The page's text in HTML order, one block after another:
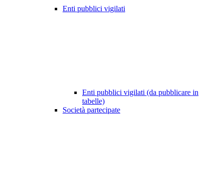
Enti pubblici vigilati
Enti pubblici vigilati (da pubblicare in
tabelle)
Società partecipate